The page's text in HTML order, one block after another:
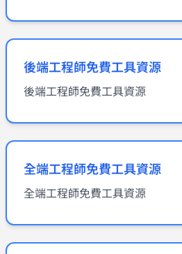
後端工程師免費工具資源
後端工程師免費工具資源
全端工程師免費工具資源
全端工程師免費工具資源